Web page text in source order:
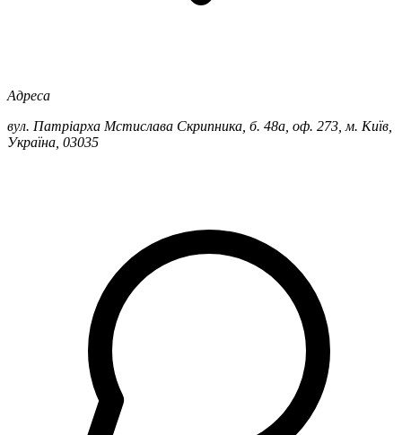
Адреса
вул. Патріарха Мстислава Скрипника, б. 48а, оф. 273, м. Київ,
Україна, 03035